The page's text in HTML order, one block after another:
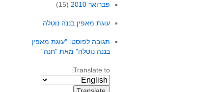
פברואר 2010
(15)
עוגת מאפין בננה נוטלה
תגובה לפוסט: "עוגת מאפין
בננה נוטלה" מאת "חנה"
Translate to: